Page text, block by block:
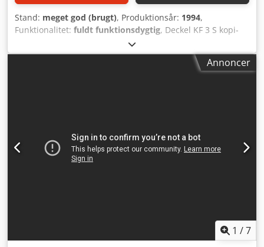
Stand: meget god (brugt), Produktionsår: 1994,
Funktionalitet: fuldt funktionsdygtig, Deckel KF 3 S kopi-
fræsemaskine i meget god stand Dcjdpov E Rw Sofx Ai Sjk
Annoncer
1 /7